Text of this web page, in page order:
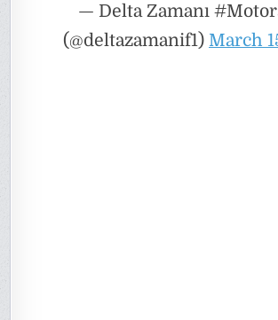
— Delta Zamanı
(@deltazamanif1) March